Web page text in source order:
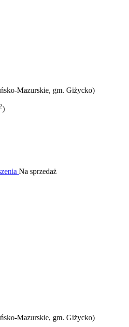
Mazurskie, gm. Giżycko)
)
Na sprzedaż
Mazurskie, gm. Giżycko)